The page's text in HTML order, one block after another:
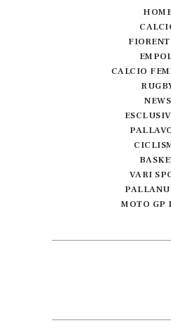
CALCIO
NEWS
VARI
MOTO GP